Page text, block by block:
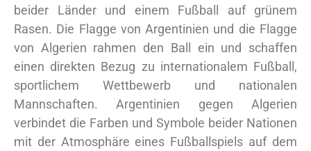
beider Länder und einem Fußball auf grünem
Rasen. Die Flagge von Argentinien und die Flagge
von Algerien rahmen den Ball ein und schaffen
einen direkten Bezug zu internationalem Fußball,
sportlichem Wettbewerb und nationalen
Mannschaften. Argentinien gegen Algerien
verbindet die Farben und Symbole beider Nationen
mit der Atmosphäre eines Fußballspiels auf dem